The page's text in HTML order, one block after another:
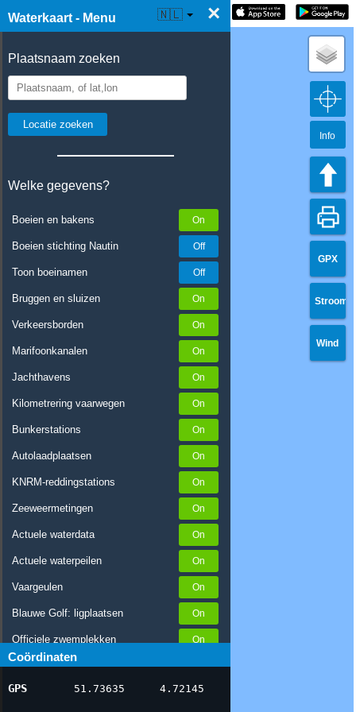
Waterkaart - Menu ×
Plaatsnaam zoeken
Welke gegevens?
Boeien en bakens
Boeien stichting Nautin
Toon boeinamen
Bruggen en sluizen
Verkeersborden
Marifoonkanalen
Jachthavens
Kilometrering vaarwegen
Bunkerstations
Autolaadplaatsen
KNRM-reddingstations
Zeeweermetingen
Actuele waterdata
Actuele waterpeilen
Vaargeulen
Blauwe Golf: ligplaatsen
Officiele zwemplekken
Stremmingen/hinder
AIS scheepsposities
Coördinaten
GPS 51.73635 4.72145
☰ Waterkaart Live 🇳🇱
GPX
Stroom
Wind
Info